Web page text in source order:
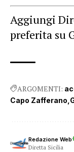
Aggiungi
preferita su
ARGOMENTI:
Capo Zafferano
Redazione Web
Diretta Sicilia